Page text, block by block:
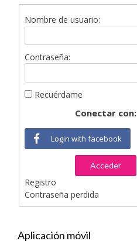
Nombre de usuario:
Contraseña:
Recuérdame
Conectar con:
Login with facebook
Acceder
Registro
Contraseña perdida
Aplicación móvil